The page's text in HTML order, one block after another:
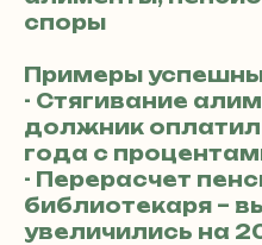
споры
Примеры
- Стягивание
должник оплатил
года с
- Перерасчет
библиотекаря –
увеличились на